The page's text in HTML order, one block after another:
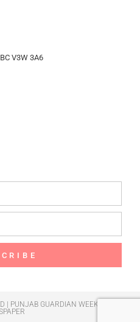
V3W 3A6
| PUNJAB GUARDIAN WEEKLY